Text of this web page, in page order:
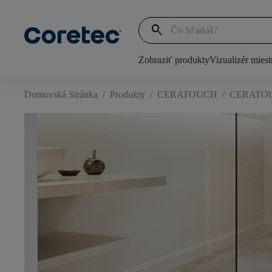
search
Zobraziť produktyVizualizér
Domovská Stránka / Produkty / CERATOUCH /